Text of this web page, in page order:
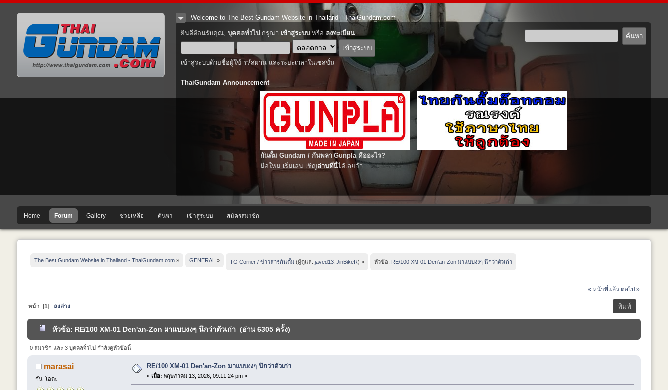
Welcome to The Best Gundam Website in Thailand - ThaiGundam.com
ยินดีต้อนรับคุณ, บุคคลทั่วไปกรุณา เข้าสู่ระบบหรือ ลงทะเบียน
เข้าสู่ระบบด้วยชื่อผู้ใช้ รหัสผ่าน และระยะเวลาในเซสชั่น
ThaiGundam Announcement
กันดั้ม Gundam / กันพลา Gunpla คืออะไร?
มือใหม่ เริ่มเล่น เชิญอ่านที่นี่ได้เลยจ้า
Home Forum Gallery ช่วยเหลือ ค้นหา เข้าสู่ระบบ สมัครสมาชิก
The Best Gundam Website in Thailand - ThaiGundam.com » GENERAL » TG Corner / ข่าวสารกันดั้ม (ผู้ดูแล:javed13 ,JinBikeR) » หัวข้อ: RE/100 XM-01 Den'an-Zon มาแบบงงๆ นึกว่าตัวเก่า
« หน้าที่แล้ว ต่อไป »
พิมพ์
หน้า: [1] ลงล่าง
หัวข้อ: RE/100 XM-01 Den'an-Zon มาแบบงงๆ นึกว่าตัวเก่า (อ่าน 6305 ครั้ง)
0 สมาชิก และ 3 บุคคลทั่วไป กำลังดูหัวข้อนี้
marasai
กัน-โอตะ
RE/100 XM-01 Den'an-Zon มาแบบงงๆ นึกว่าตัวเก่า
«เมื่อ: พฤษภาคม 13, 2026, 09:11:24 pm »